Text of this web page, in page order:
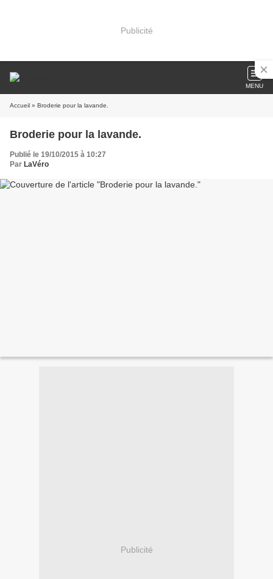
Publicité
MENU
Accueil » Broderie pour la lavande.
Broderie pour la lavande.
Publié le 19/10/2015 à 10:27
Par LaVéro
Publicité